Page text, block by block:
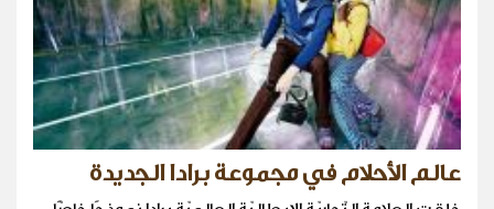
عالم الأحلام في مجموعة برادا الجديدة